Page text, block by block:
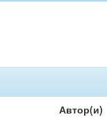
Автор(и)